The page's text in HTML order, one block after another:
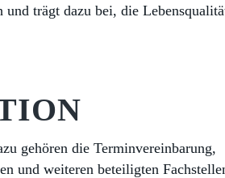
und trägt dazu bei, die
gehören die Terminvereinbarung,
und weiteren beteiligten